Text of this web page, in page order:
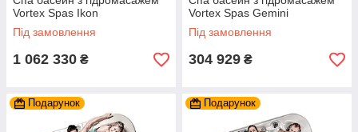
Vortex Spas Ikon
Під замовлення
1 062 330 ₴
Vortex Spas Gemini
Під замовлення
304 929 ₴
Подарунок Подарунок